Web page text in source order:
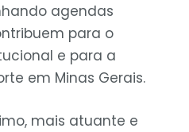
agendas
para o
e para a
em Minas Gerais.
mais atuante e